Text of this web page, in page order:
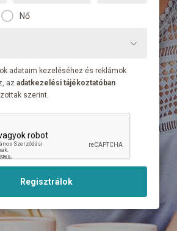
Nő
adataim kezeléséhez és reklámok
az adatkezelési tájékoztatóban
szerint.
Regisztrálok